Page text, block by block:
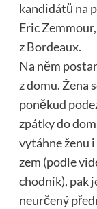
kandidátů na
Eric
z Bordeaux.
Na něm
z domu. Žena
poněkud
zpátky do
vytáhne ženu
zem (podle
chodník), pak
neurčený